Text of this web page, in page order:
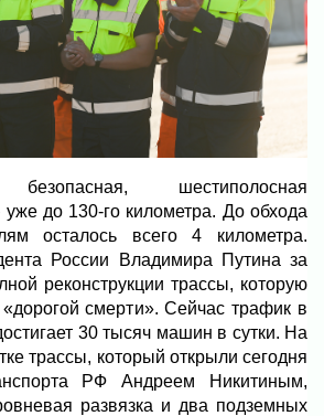
безопасная, шестиполосная
до 130-го километра. До обхода
осталось всего 4 километра.
России Владимира Путина за
реконструкции трассы, которую
смерти». Сейчас трафик в
30 тысяч машин в сутки. На
трассы, который открыли сегодня
РФ Андреем Никитиным,
развязка и два подземных